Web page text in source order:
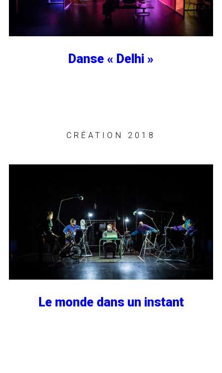
Danse « Delhi »
CRÉATION 2018
Le monde dans un instant